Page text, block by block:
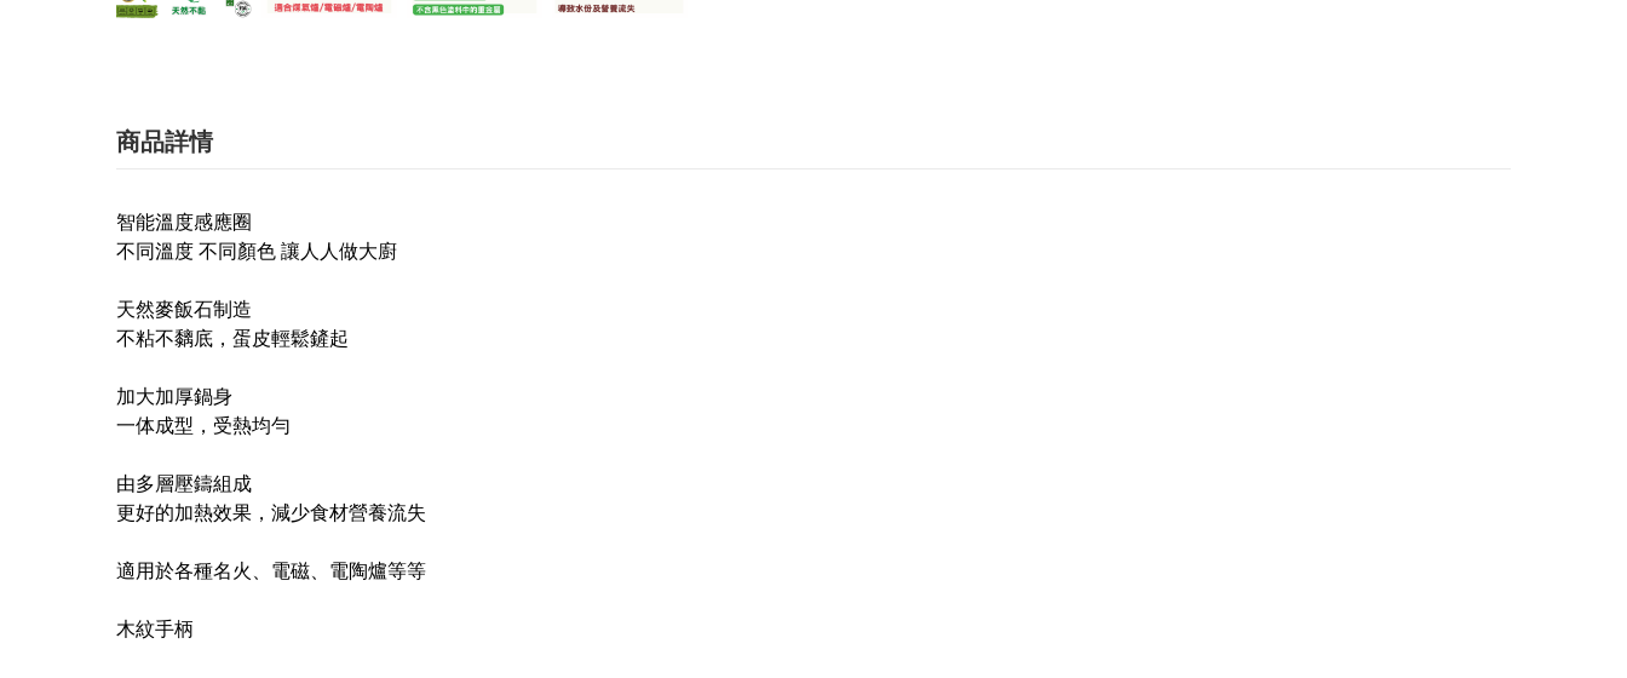
商品詳情
智能溫度感應圈
不同溫度 不同顏色 讓人人做大廚
天然麥飯石制造
不粘不黐底，蛋皮輕鬆鏟起
加大加厚鍋身
一体成型，受熱均勻
由多層壓鑄組成
更好的加熱效果，減少食材營養流失
適用於各種名火、電磁、電陶爐等等
木紋手柄